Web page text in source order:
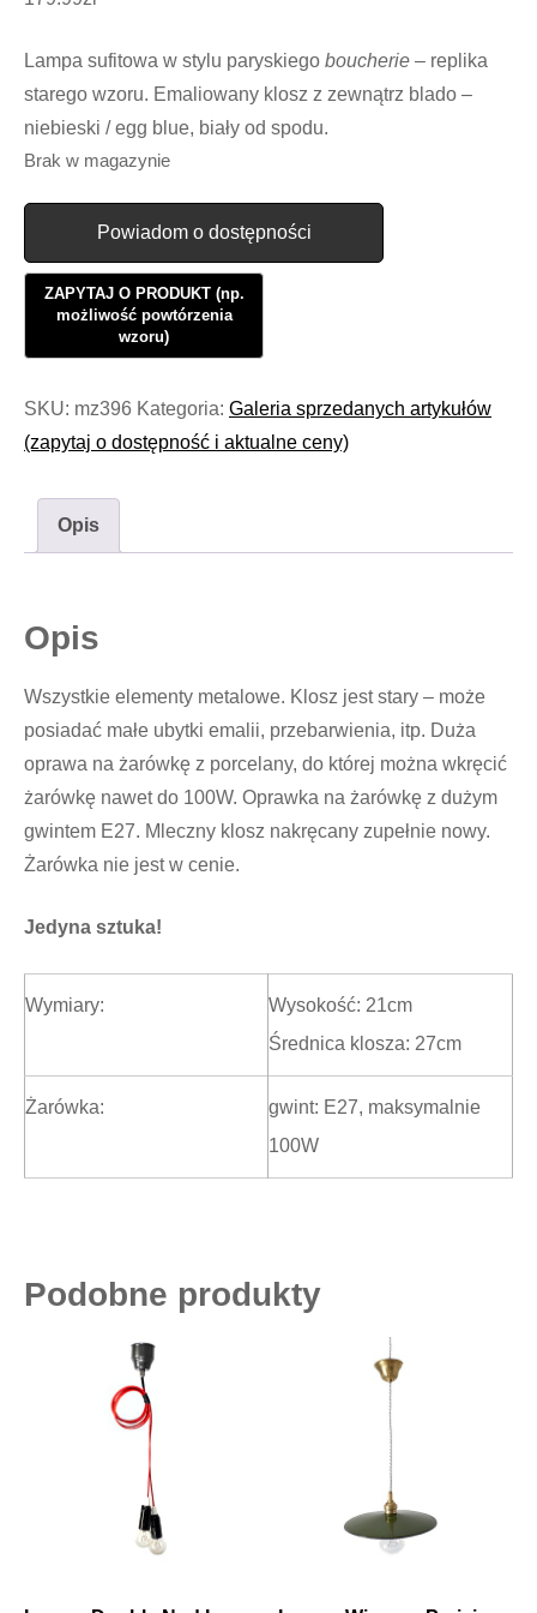
Lampa sufitowa w stylu paryskiego boucherie – replika
starego wzoru. Emaliowany klosz z zewnątrz blado –
niebieski / egg blue, biały od spodu.
Brak w magazynie
Powiadom o dostępności
SKU: mz396 Kategoria: Galeria sprzedanych artykułów
(zapytaj o dostępność i aktualne ceny)
Opis
Opis
Wszystkie elementy metalowe. Klosz jest stary – może
posiadać małe ubytki emalii, przebarwienia, itp. Duża
oprawa na żarówkę z porcelany, do której można wkręcić
żarówkę nawet do 100W. Oprawka na żarówkę z dużym
gwintem E27. Mleczny klosz nakręcany zupełnie nowy.
Żarówka nie jest w cenie.
Jedyna sztuka!
Wymiary:
Wysokość: 21cm
Średnica klosza: 27cm
Żarówka:
gwint: E27, maksymalnie
100W
Podobne produkty